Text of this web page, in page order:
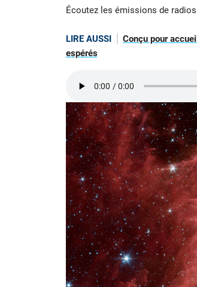
Écoutez les émissions de
LIRE AUSSI
Conçu pour
espérés